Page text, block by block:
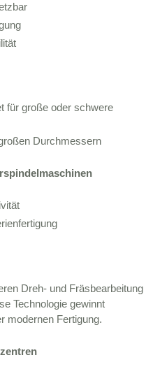
für große oder schwere
Durchmessern
Dreh- und Fräsbearbeitung
Technologie gewinnt
modernen Fertigung.